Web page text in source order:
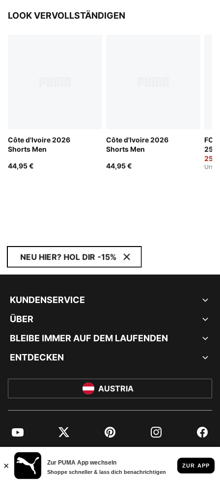
LOOK VERVOLLSTÄNDIGEN
Côte d'Ivoire 2026
Shorts Men
44,95 €
Côte d'Ivoire 2026
Shorts Men
44,95 €
FC
25/
NEU HIER? HOL DIR -15%
KUNDENSERVICE
ÜBER
BLEIBE IMMER AUF DEM LAUFENDEN
ENTDECKEN
AUSTRIA
YouTube Twitter Pinterest Instagram
© PUMA EUROPE GMBH, 2026. ALLE RECHTE VORBEHALTEN
IMPRESSUM UND RECHTLICHE HINWEISE